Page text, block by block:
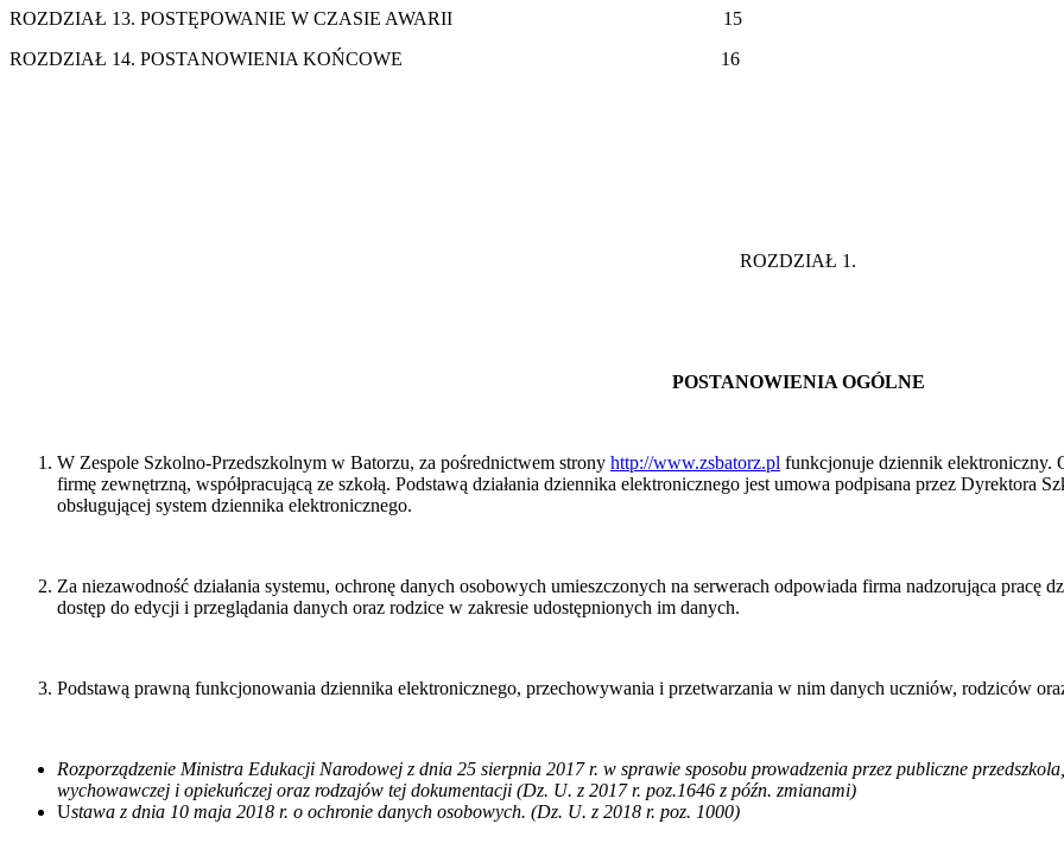
ROZDZIAŁ 13. POSTĘPOWANIE W CZASIE AWARII 15
ROZDZIAŁ 14. POSTANOWIENIA KOŃCOWE 16
ROZDZIAŁ 1.
POSTANOWIENIA OGÓLNE
W Zespole Szkolno-Przedszkolnym w Batorzu, za pośrednictwem strony http://www.zsbatorz.pl funkcjonuje dziennik elektroniczny.
firmę zewnętrzną, współpracującą ze szkołą. Podstawą działania dziennika elektronicznego jest umowa podpisana przez Dyrektora
obsługującej system dziennika elektronicznego.
Za niezawodność działania systemu, ochronę danych osobowych umieszczonych na serwerach odpowiada firma nadzorująca pracę
dostęp do edycji i przeglądania danych oraz rodzice w zakresie udostępnionych im danych.
Podstawą prawną funkcjonowania dziennika elektronicznego, przechowywania i przetwarzania w nim danych uczniów, rodziców
Rozporządzenie Ministra Edukacji Narodowej z dnia 25 sierpnia 2017 r. w sprawie sposobu prowadzenia przez publiczne
wychowawczej i opiekuńczej oraz rodzajów tej dokumentacji (Dz. U. z 2017 r. poz.1646 z późn. zmianami)
Ustawa z dnia 10 maja 2018 r. o ochronie danych osobowych. (Dz. U. z 2018 r. poz. 1000)